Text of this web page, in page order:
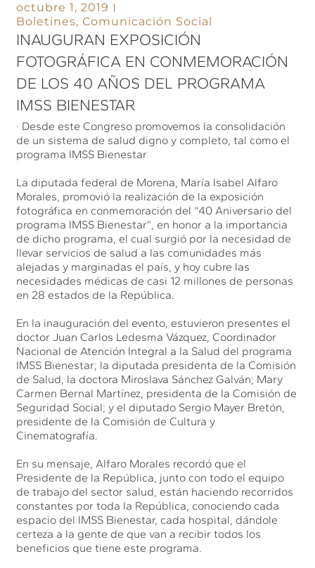
octubre 1, 2019
Boletines,Comunicación Social
INAUGURAN EXPOSICIÓN
FOTOGRÁFICA EN CONMEMORACIÓN
DE LOS 40 AÑOS DEL PROGRAMA
IMSS BIENESTAR
· Desde este Congreso promovemos la consolidación
de un sistema de salud digno y completo, tal como el
programa IMSS Bienestar
La diputada federal de Morena, María Isabel Alfaro
Morales, promovió la realización de la exposición
fotográfica en conmemoración del “40 Aniversario del
programa IMSS Bienestar”, en honor a la importancia
de dicho programa, el cual surgió por la necesidad de
llevar servicios de salud a las comunidades más
alejadas y marginadas el país, y hoy cubre las
necesidades médicas de casi 12 millones de personas
en 28 estados de la República.
En la inauguración del evento, estuvieron presentes el
doctor Juan Carlos Ledesma Vázquez, Coordinador
Nacional de Atención Integral a la Salud del programa
IMSS Bienestar; la diputada presidenta de la Comisión
de Salud, la doctora Miroslava Sánchez Galván; Mary
Carmen Bernal Martínez, presidenta de la Comisión de
Seguridad Social; y el diputado Sergio Mayer Bretón,
presidente de la Comisión de Cultura y
Cinematografía.
En su mensaje, Alfaro Morales recordó que el
Presidente de la República, junto con todo el equipo
de trabajo del sector salud, están haciendo recorridos
constantes por toda la República, conociendo cada
espacio del IMSS Bienestar, cada hospital, dándole
certeza a la gente de que van a recibir todos los
beneficios que tiene este programa.